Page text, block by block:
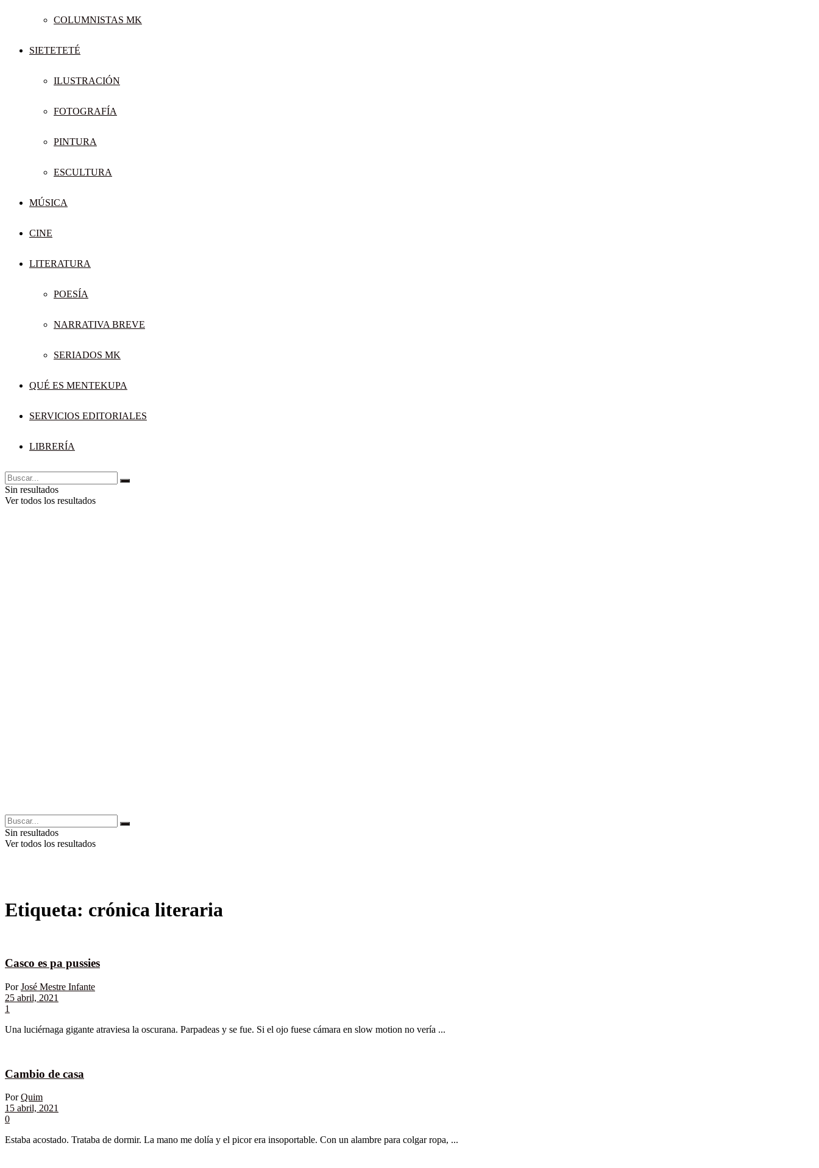
COLUMNISTAS MK
SIETETETÉ
ILUSTRACIÓN
FOTOGRAFÍA
PINTURA
ESCULTURA
MÚSICA
CINE
LITERATURA
POESÍA
NARRATIVA BREVE
SERIADOS MK
QUÉ ES MENTEKUPA
SERVICIOS EDITORIALES
LIBRERÍA
Sin resultados
Ver todos los resultados
Sin resultados
Ver todos los resultados
Etiqueta: crónica literaria
Casco es pa pussies
Por José Mestre Infante
25 abril, 2021
1
Una luciérnaga gigante atraviesa la oscurana. Parpadeas y se fue. Si el ojo fuese cámara en slow motion no vería ...
Cambio de casa
Por Quim
15 abril, 2021
0
Estaba acostado. Trataba de dormir. La mano me dolía y el picor era insoportable. Con un alambre para colgar ropa, ...